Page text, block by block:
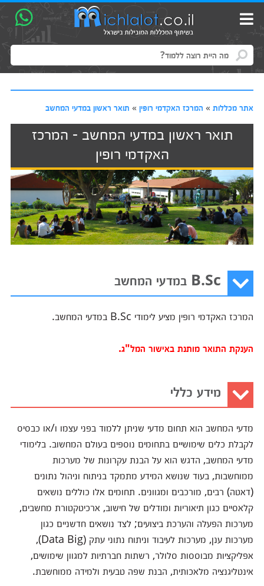
אתר מכללות» המרכז האקדמי רופין» תואר ראשון במדעי המחשב
תואר ראשון במדעי המחשב - המרכז
האקדמי רופין
B.Sc במדעי המחשב
המרכז האקדמי רופין מציע לימודי B.Sc במדעי המחשב.
הענקת התואר מותנת באישור המל"ג.
מידע כללי
מדעי המחשב הוא תחום מדעי שניתן ללמוד בפני עצמו ו/או כבסיס
לקבלת כלים שימושיים בתחומים נוספים בעולם המחשוב. בלימודי
מדעי המחשב, הדגש הוא על הבנת עקרונות של מערכות
ממוחשבות, בעוד שנושא המידע מתמקד בניתוח וניהול נתונים
(דאטה) רבים, מורכבים ומגוונים. תחומים אלו כוללים נושאים
קלאסיים כגון תיאוריות ומודלים של חישוב, ארכיטקטורת מחשבים,
מערכות הפעלה והערכת ביצועים; לצד נושאים חדשניים כגון
מערכות ענן, מערכות לעיבוד וניתוח נתוני עתק (Data Big),
אפליקציות מבוססות סלולר, רשתות חברתיות למגוון שימושים,
אינטליגנציה מלאכותית, הבנת שפה טבעית ולמידה ממוחשבת.